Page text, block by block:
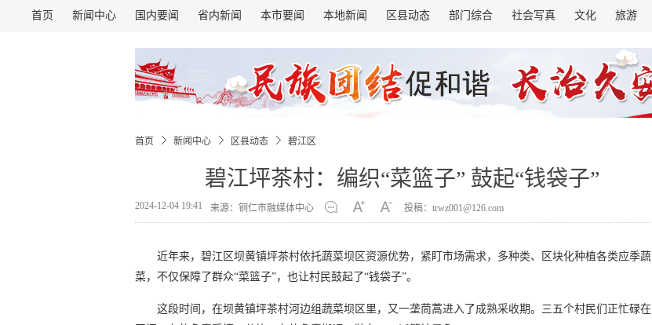
首页 新闻中心 国内要闻 省内新闻 本市要闻 本地新闻 区县动态 部门综合 社会写真 文化 旅游
首页 新闻中心 区县动态 碧江区
碧江坪茶村：编织“菜篮子” 鼓起“钱袋子”
2024-12-04 19:41 来源：铜仁市融媒体中心 投稿：trwz001@126.com
近年来，碧江区坝黄镇坪茶村依托蔬菜坝区资源优势，紧盯市场需求，多种类、区块化种植各类应季蔬
菜，不仅保障了群众“菜篮子”，也让村民鼓起了“钱袋子”。
这段时间，在坝黄镇坪茶村河边组蔬菜坝区里，又一垄茼蒿进入了成熟采收期。三五个村民们正忙碌在